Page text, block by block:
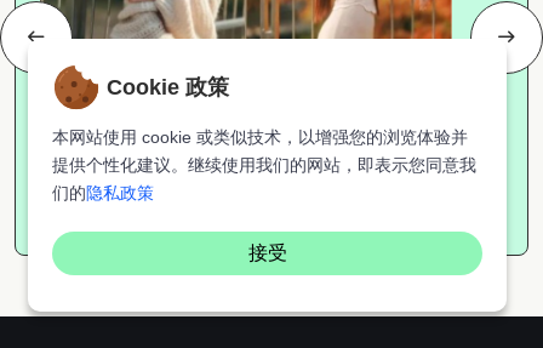
拍照摄影
9个公园拍照姿势，氛围感...
Cookie 政策
本网站使用 cookie 或类似技术，以增强您的浏览体验并
提供个性化建议。继续使用我们的网站，即表示您同意我
们的隐私政策
接受